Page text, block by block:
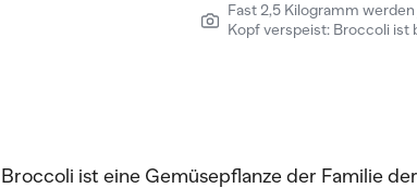
Fast 2,5 Kilogramm
Kopf verspeist: Broccoli ist
Broccoli ist eine Gemüsepflanze der Familie